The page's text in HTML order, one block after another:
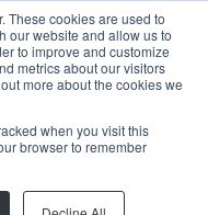
These cookies are used to
our website and allow us to
to improve and customize
metrics about our visitors
more about the cookies we
when you visit this
browser to remember